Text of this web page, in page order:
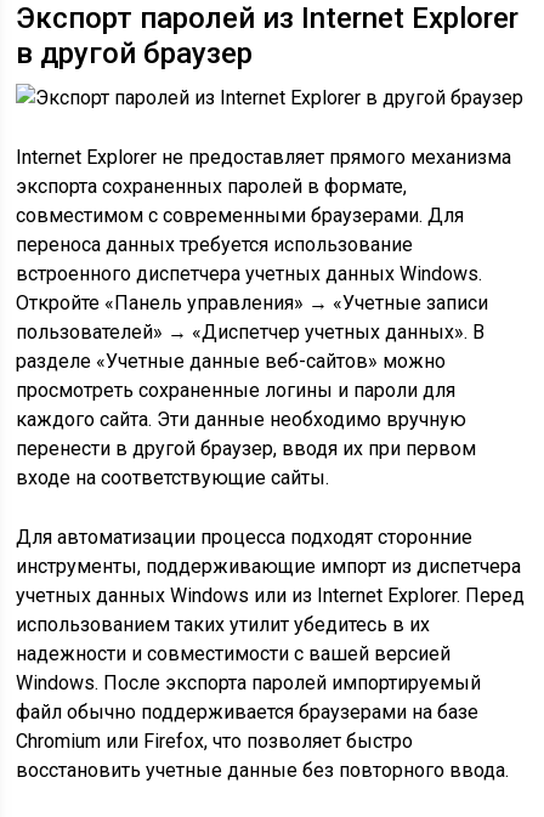
Экспорт паролей из Internet Explorer
в другой браузер
Internet Explorer не предоставляет прямого механизма
экспорта сохраненных паролей в формате,
совместимом с современными браузерами. Для
переноса данных требуется использование
встроенного диспетчера учетных данных Windows.
Откройте «Панель управления» → «Учетные записи
пользователей» → «Диспетчер учетных данных». В
разделе «Учетные данные веб-сайтов» можно
просмотреть сохраненные логины и пароли для
каждого сайта. Эти данные необходимо вручную
перенести в другой браузер, вводя их при первом
входе на соответствующие сайты.
Для автоматизации процесса подходят сторонние
инструменты, поддерживающие импорт из диспетчера
учетных данных Windows или из Internet Explorer. Перед
использованием таких утилит убедитесь в их
надежности и совместимости с вашей версией
Windows. После экспорта паролей импортируемый
файл обычно поддерживается браузерами на базе
Chromium или Firefox, что позволяет быстро
восстановить учетные данные без повторного ввода.